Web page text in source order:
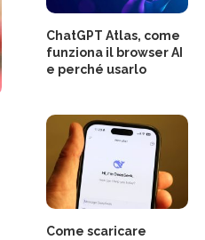
ChatGPT Atlas, come
funziona il browser AI
e perché usarlo
Come scaricare